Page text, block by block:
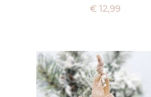
€ 12,99